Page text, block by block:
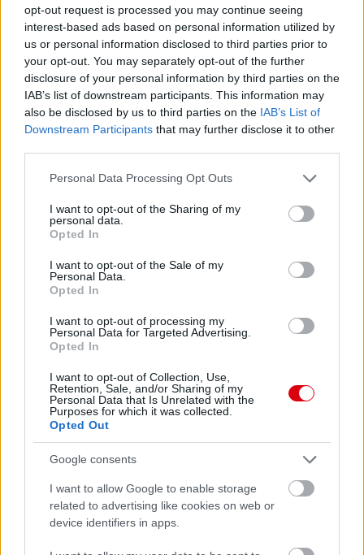
opt-out request is processed you may continue seeing
interest-based ads based on personal information utilized by
us or personal information disclosed to third parties prior to
your opt-out. You may separately opt-out of the further
disclosure of your personal information by third parties on the
IAB’s list of downstream participants. This information may
also be disclosed by us to third parties on the IAB’s List of
Downstream Participants that may further disclose it to other
Please note that this website/app uses one or more Google
not limited to your visit or usage behaviour. You may click to
grant or deny consent to Google and its third-party tags to
use your data for below specified purposes in below Google
consent section.
Personal Data Processing Opt Outs
I want to opt-out of the Sharing of my
personal data.
Opted In
I want to opt-out of the Sale of my
Personal Data.
Opted In
I want to opt-out of processing my
Personal Data for Targeted Advertising.
Opted In
I want to opt-out of Collection, Use,
Retention, Sale, and/or Sharing of my
Personal Data that Is Unrelated with the
Purposes for which it was collected.
Opted Out
Google consents
I want to allow Google to enable storage
related to advertising like cookies on web or
device identifiers in apps.
Meccs Center
Manchester